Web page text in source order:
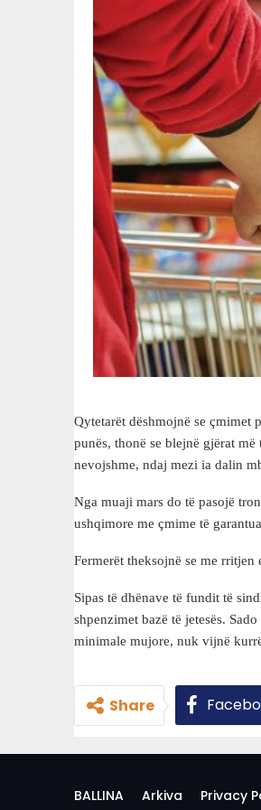
Qytetarët dëshmojnë se çmimet
punës, thonë se blejnë gjërat
nevojshme, ndaj mezi ia dalin
Nga muaji mars do të pasojë
ushqimore me çmime të
Fermerët theksojnë se me
Sipas të dhënave të fundit të
shpenzimet bazë të jetesës.
minimale mujore, nuk vijnë
Share
BALLINA Arkiva Privacy